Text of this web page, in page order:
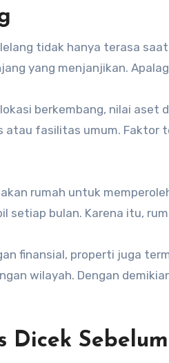
tidak hanya terasa
yang menjanjikan.
berkembang, nilai aset
atau fasilitas umum.
rumah untuk
setiap bulan. Karena itu,
finansial, properti juga
wilayah. Dengan
Dicek